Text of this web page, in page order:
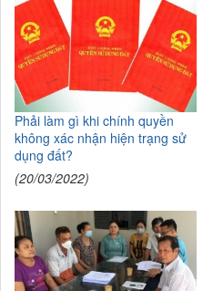
Phải làm gì khi chính quyền
không xác nhận hiện trạng sử
dụng đất?
(20/03/2022)